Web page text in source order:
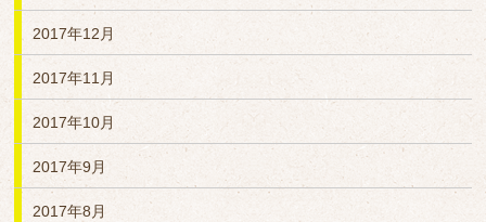
2017年12月
2017年11月
2017年10月
2017年9月
2017年8月